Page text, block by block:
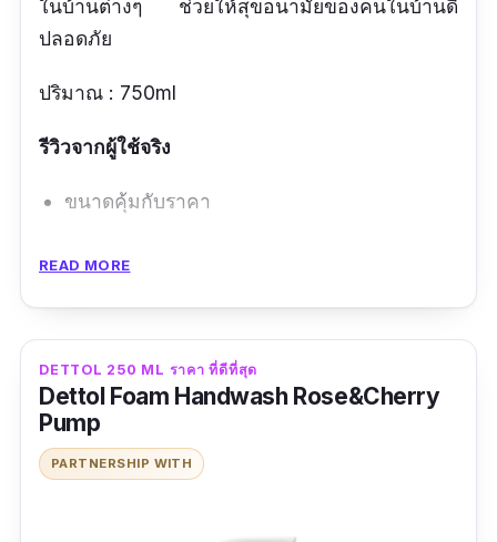
ในบ้านต่างๆ ช่วยให้สุขอนามัยของคนในบ้านดี
ปลอดภัย
ปริมาณ : 750ml
รีวิวจากผู้ใช้จริง
ขนาดคุ้มกับราคา
ข้อดี
ใช้ได้หลายอย่าง ประโยชน์เยอะ
ฆ่าเชื้อโรคได้ดี
ข้อเสีย
READ MORE
DETTOL 250 ML ราคา ที่ดีที่สุด
Dettol Foam Handwash Rose&Cherry
Pump
PARTNERSHIP WITH